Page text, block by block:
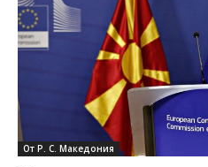
От Р. С. Македония